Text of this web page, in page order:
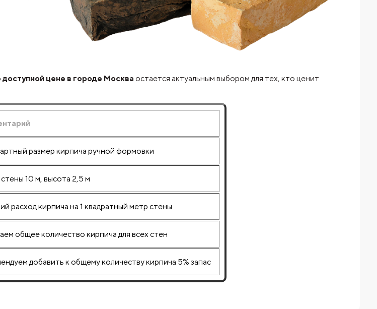
цене в городе Москва остается актуальным выбором для тех, кто ценит
размер кирпича ручной формовки
10 м, высота 2,5 м
расход кирпича на 1 квадратный метр стены
общее количество кирпича для всех стен
добавить к общему количеству кирпича 5% запас